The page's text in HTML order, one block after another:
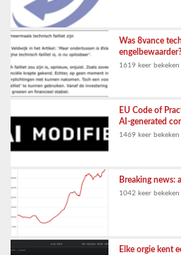
Was 8vance
engelbewaarder?
1619 keer bekeken
EU Code of
AI-generated
1469 keer bekeken
Breaking news:
1042 keer bekeken
Elke orgie kent